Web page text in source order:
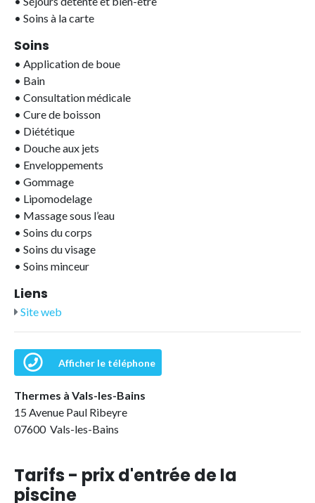
• Soins à la carte
Soins
• Application de boue
• Bain
• Consultation médicale
• Cure de boisson
• Diététique
• Douche aux jets
• Enveloppements
• Gommage
• Lipomodelage
• Massage sous l’eau
• Soins du corps
• Soins du visage
• Soins minceur
Liens
Site web
Afficher le téléphone
Thermes à Vals-les-Bains
15 Avenue Paul Ribeyre
07600 Vals-les-Bains
Tarifs - prix d'entrée de la
piscine